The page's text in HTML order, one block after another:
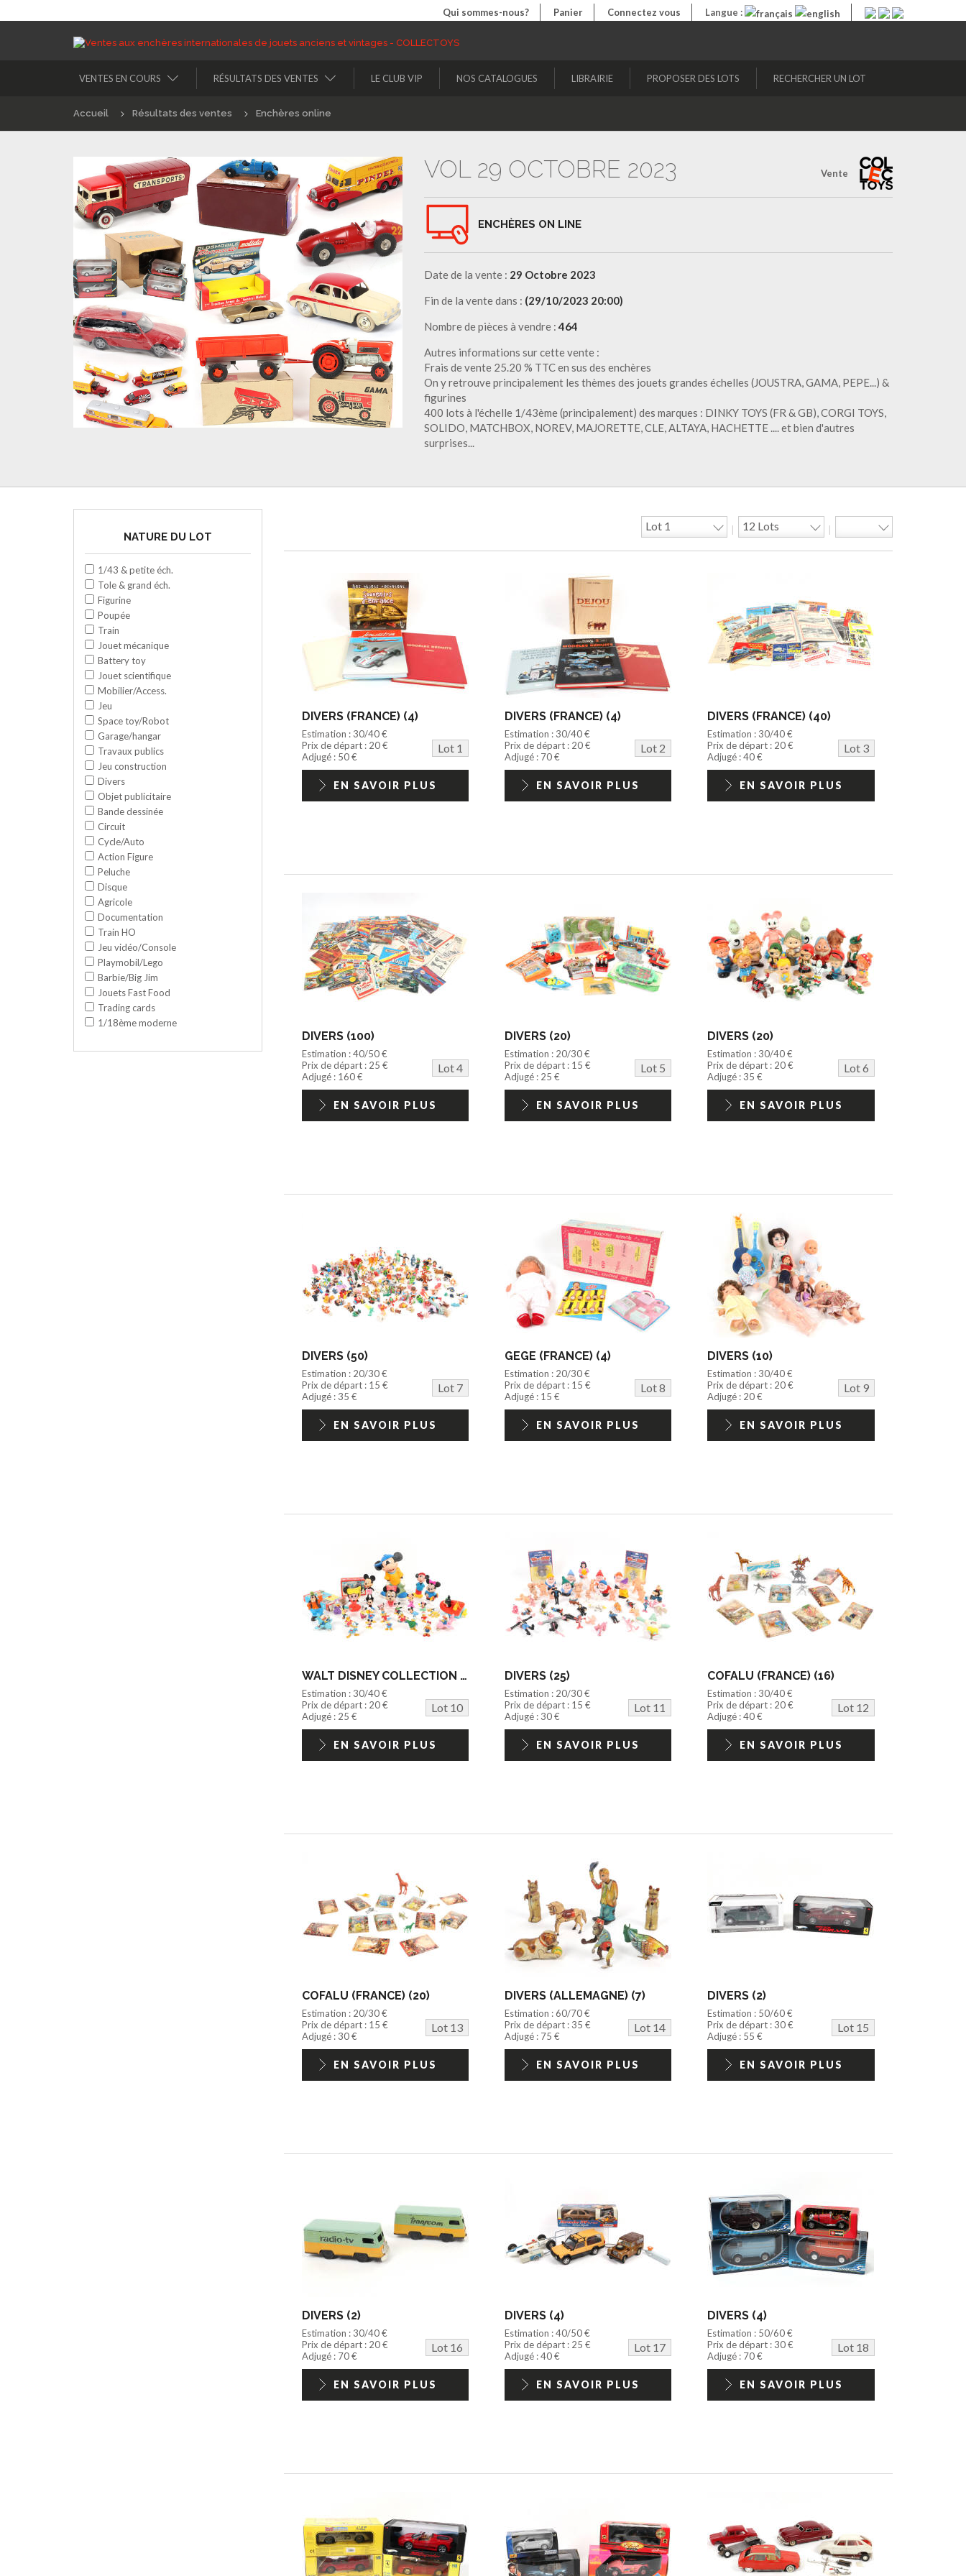
Qui sommes-nous? Panier Connectez vous Langue :
VENTES EN COURS RÉSULTATS DES VENTES LE CLUB VIP NOS CATALOGUES LIBRAIRIE PROPOSER DES LOTS RECHERCHER UN LOT
Accueil Résultats des ventes Enchères online
Vente
VOL 29 OCTOBRE 2023
ENCHÈRES ON LINE
Date de la vente : 29 Octobre 2023
Fin de la vente dans : (29/10/2023 20:00)
Nombre de pièces à vendre :464
Autres informations sur cette vente :
Frais de vente 25.20 % TTC en sus des enchères
On y retrouve principalement les thèmes des jouets grandes échelles (JOUSTRA, GAMA, PEPE...) &
figurines
400 lots à l'échelle 1/43ème (principalement) des marques : DINKY TOYS (FR & GB), CORGI TOYS,
SOLIDO, MATCHBOX, NOREV, MAJORETTE, CLE, ALTAYA, HACHETTE .... et bien d'autres
surprises...
NATURE DU LOT
1/43 & petite éch.
Tole & grand éch.
Figurine
Poupée
Train
Jouet mécanique
Battery toy
Jouet scientifique
Mobilier/Access.
Jeu
Space toy/Robot
Garage/hangar
Travaux publics
Jeu construction
Divers
Objet publicitaire
Bande dessinée
Circuit
Cycle/Auto
Action Figure
Peluche
Disque
Agricole
Documentation
Train HO
Jeu vidéo/Console
Playmobil/Lego
Barbie/Big Jim
Jouets Fast Food
Trading cards
1/18ème moderne
DIVERS (FRANCE) (4)
Estimation : 30/40 €
Prix de départ : 20 €
Lot 1
Adjugé : 50 €
EN SAVOIR PLUS
DIVERS (FRANCE) (4)
Estimation : 30/40 €
Prix de départ : 20 €
Lot 2
Adjugé : 70 €
EN SAVOIR PLUS
DIVERS (FRANCE) (40)
Estimation : 30/40 €
Prix de départ : 20 €
Lot 3
Adjugé : 40 €
EN SAVOIR PLUS
DIVERS (100)
Estimation : 40/50 €
Prix de départ : 25 €
Lot 4
Adjugé : 160 €
EN SAVOIR PLUS
DIVERS (20)
Estimation : 20/30 €
Prix de départ : 15 €
Lot 5
Adjugé : 25 €
EN SAVOIR PLUS
DIVERS (20)
Estimation : 30/40 €
Prix de départ : 20 €
Lot 6
Adjugé : 35 €
EN SAVOIR PLUS
DIVERS (50)
Estimation : 20/30 €
Prix de départ : 15 €
Lot 7
Adjugé : 35 €
EN SAVOIR PLUS
GEGE (FRANCE) (4)
Estimation : 20/30 €
Prix de départ : 15 €
Lot 8
Adjugé : 15 €
EN SAVOIR PLUS
DIVERS (10)
Estimation : 30/40 €
Prix de départ : 20 €
Lot 9
Adjugé : 20 €
EN SAVOIR PLUS
WALT DISNEY COLLECTION (THAILANDE) (32)
Estimation : 30/40 €
Prix de départ : 20 €
Lot 10
Adjugé : 25 €
EN SAVOIR PLUS
DIVERS (25)
Estimation : 20/30 €
Prix de départ : 15 €
Lot 11
Adjugé : 30 €
EN SAVOIR PLUS
COFALU (FRANCE) (16)
Estimation : 30/40 €
Prix de départ : 20 €
Lot 12
Adjugé : 40 €
EN SAVOIR PLUS
COFALU (FRANCE) (20)
Estimation : 20/30 €
Prix de départ : 15 €
Lot 13
Adjugé : 30 €
EN SAVOIR PLUS
DIVERS (ALLEMAGNE) (7)
Estimation : 60/70 €
Prix de départ : 35 €
Lot 14
Adjugé : 75 €
EN SAVOIR PLUS
DIVERS (2)
Estimation : 50/60 €
Prix de départ : 30 €
Lot 15
Adjugé : 55 €
EN SAVOIR PLUS
DIVERS (2)
Estimation : 30/40 €
Prix de départ : 20 €
Lot 16
Adjugé : 70 €
EN SAVOIR PLUS
DIVERS (4)
Estimation : 40/50 €
Prix de départ : 25 €
Lot 17
Adjugé : 40 €
EN SAVOIR PLUS
DIVERS (4)
Estimation : 50/60 €
Prix de départ : 30 €
Lot 18
Adjugé : 70 €
EN SAVOIR PLUS